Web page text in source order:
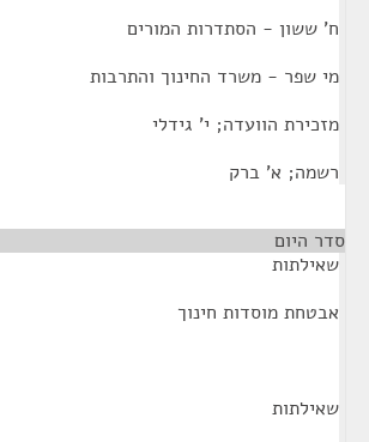
ח' ששון - הסתדרות המורים
מי שפר - משרד החינוך והתרבות
מזכירת הוועדה; י' גידלי
רשמה; א' ברק
סדר היום
שאילתות
אבטחת מוסדות חינוך
שאילתות